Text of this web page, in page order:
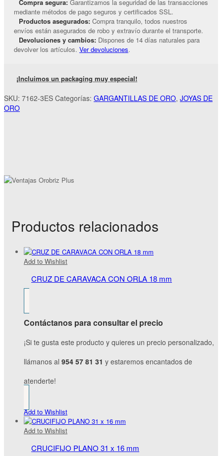
Compra segura: Garantizamos la seguridad de las transacciones
mediante métodos de pago seguros y certificados SSL.
Productos asegurados: Compra tranquilo, todos nuestros
envíos están asegurados de robo y extravío durante el transporte.
Devoluciones y cambios: Dispones de 14 días naturales para
devolver los artículos. Ver devoluciones.
¡Incluimos un packaging muy especial!
SKU: 7162-3ES Categorías: GARGANTILLAS DE ORO, JOYAS DE
ORO
Productos relacionados
Add to Wishlist
CRUZ DE CARAVACA CON ORLA 18 mm
Contáctanos para consultar el precio
¡Si te gusta este producto y quieres un precio personalizado,
llámanos al 954 57 81 31 y estaremos encantados de
atenderte!
Add to Wishlist
Add to Wishlist
CRUCIFIJO PLANO 31 x 16 mm